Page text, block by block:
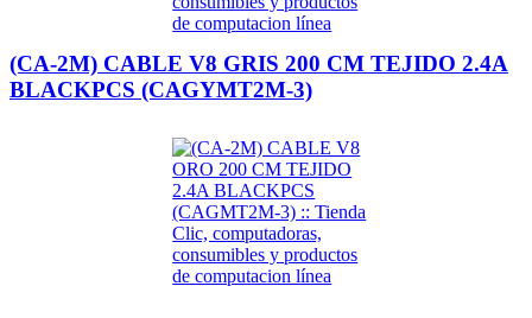
(CA-2M) CABLE V8 GRIS 200 CM TEJIDO 2.4A
BLACKPCS (CAGYMT2M-3)